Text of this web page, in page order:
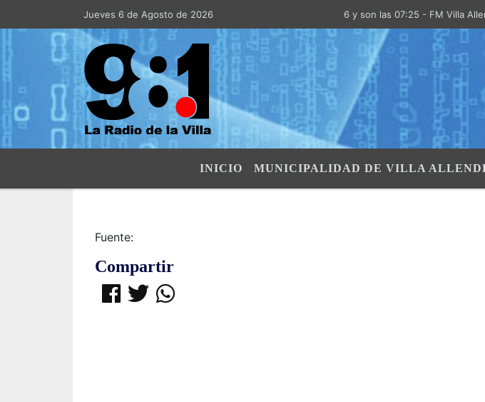
Jueves 6 de Agosto de 2026Hoy es Jueves 6 de Agosto de 2026 y son las 07:25 - FM Villa
INICIO MUNICIPALIDAD DE VILLA
Fuente:
Compartir